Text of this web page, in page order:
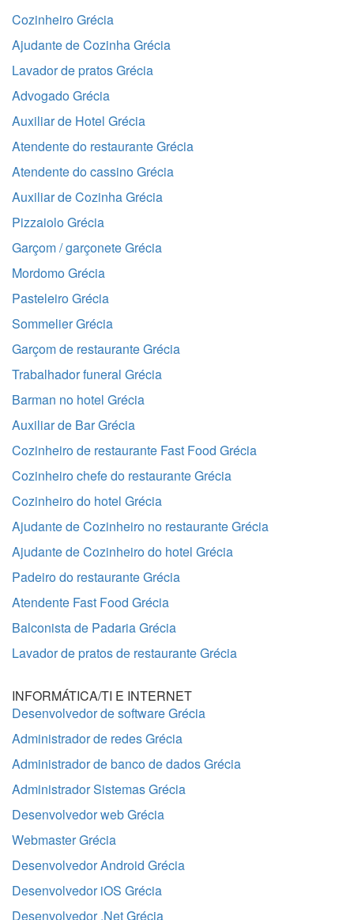
Cozinheiro Grécia
Ajudante de Cozinha Grécia
Lavador de pratos Grécia
Advogado Grécia
Auxiliar de Hotel Grécia
Atendente do restaurante Grécia
Atendente do cassino Grécia
Auxiliar de Cozinha Grécia
Pizzaiolo Grécia
Garçom / garçonete Grécia
Mordomo Grécia
Pasteleiro Grécia
Sommelier Grécia
Garçom de restaurante Grécia
Trabalhador funeral Grécia
Barman no hotel Grécia
Auxiliar de Bar Grécia
Cozinheiro de restaurante Fast Food Grécia
Cozinheiro chefe do restaurante Grécia
Cozinheiro do hotel Grécia
Ajudante de Cozinheiro no restaurante Grécia
Ajudante de Cozinheiro do hotel Grécia
Padeiro do restaurante Grécia
Atendente Fast Food Grécia
Balconista de Padaria Grécia
Lavador de pratos de restaurante Grécia
INFORMÁTICA/TI E INTERNET
Desenvolvedor de software Grécia
Administrador de redes Grécia
Administrador de banco de dados Grécia
Administrador Sistemas Grécia
Desenvolvedor web Grécia
Webmaster Grécia
Desenvolvedor Android Grécia
Desenvolvedor iOS Grécia
Desenvolvedor .Net Grécia